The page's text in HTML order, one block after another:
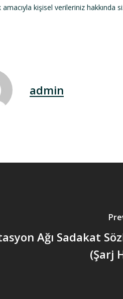
kişisel verileriniz hakkında
admin
Ağı Sadakat
(Şarj